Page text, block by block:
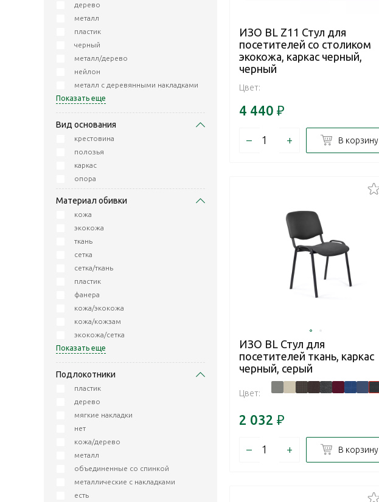
дерево
металл
пластик
черный
металл/дерево
нейлон
металл с деревянными накладками
Показать еще
Вид основания
крестовина
полозья
каркас
опора
Материал обивки
кожа
экокожа
ткань
сетка
сетка/ткань
пластик
фанера
кожа/экокожа
кожа/кожзам
экокожа/сетка
Показать еще
Подлокотники
пластик
дерево
мягкие накладки
нет
кожа/дерево
металл
объединенные со спинкой
металлические с накладками
есть
ИЗО BL Z11 Стул для
посетителей со столиком
экокожа, каркас черный,
черный
Цвет:
4 440 ₽
– + В корзину
ИЗО BL Стул для
посетителей ткань, каркас
черный, серый
Цвет:
2 032 ₽
– + В корзину